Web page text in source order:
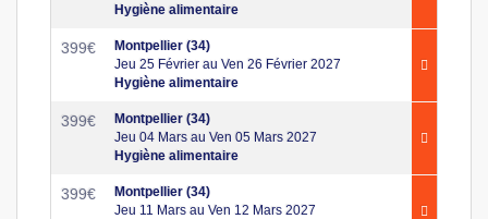
Hygiène alimentaire
399€
Montpellier (34)
Jeu 25 Février au Ven 26 Février 2027
Hygiène alimentaire
399€
Montpellier (34)
Jeu 04 Mars au Ven 05 Mars 2027
Hygiène alimentaire
399€
Montpellier (34)
Jeu 11 Mars au Ven 12 Mars 2027